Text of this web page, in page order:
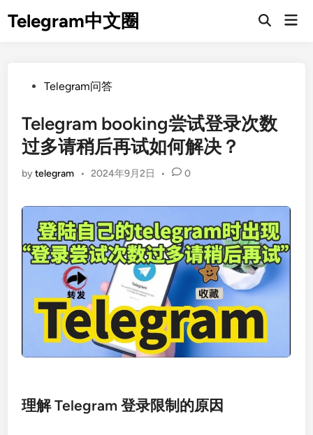
Telegram中文圈
Open
PostedTelegram问答
Telegram booking尝试登录次数
过多请稍后再试如何解决？
bytelegram • 2024年9月2日 • 0
理解 Telegram 登录限制的原因